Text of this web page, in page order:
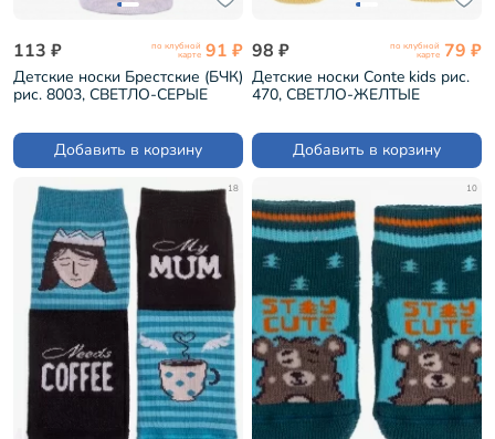
113 ₽ по клубной
карте 91 ₽
Детские носки Брестские (БЧК)
рис. 8003, СВЕТЛО-СЕРЫЕ
Добавить в корзину
98 ₽ по клубной
карте 79 ₽
Детские носки Conte kids рис.
470, СВЕТЛО-ЖЕЛТЫЕ
Добавить в корзину
18 10